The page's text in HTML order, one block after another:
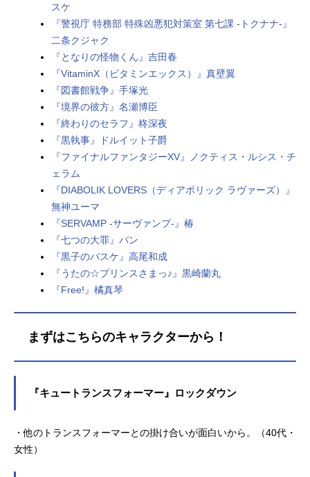
スケ
『警視庁 特務部 特殊凶悪犯対策室 第七課 -トクナナ-』
二条クジャク
『となりの怪物くん』吉田春
『VitaminX（ビタミンエックス）』真壁翼
『図書館戦争』手塚光
『境界の彼方』名瀬博臣
『終わりのセラフ』柊深夜
『黒執事』ドルイット子爵
『ファイナルファンタジーXV』ノクティス・ルシス・チ
ェラム
『DIABOLIK LOVERS（ディアボリック ラヴァーズ）』
無神ユーマ
『SERVAMP -サーヴァンプ-』椿
『七つの大罪』バン
『黒子のバスケ』高尾和成
『うたの☆プリンスさまっ♪』黒崎蘭丸
『Free!』橘真琴
まずはこちらのキャラクターから！
『キュートランスフォーマー』ロックダウン
・他のトランスフォーマーとの掛け合いが面白いから。（40代・
女性）